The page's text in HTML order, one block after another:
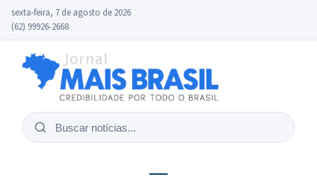
sexta-feira, 7 de agosto de 2026
(62) 99926-2668
Buscar